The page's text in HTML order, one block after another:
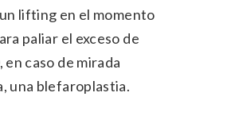
lifting en el momento
paliar el exceso de
en caso de mirada
una blefaroplastia.